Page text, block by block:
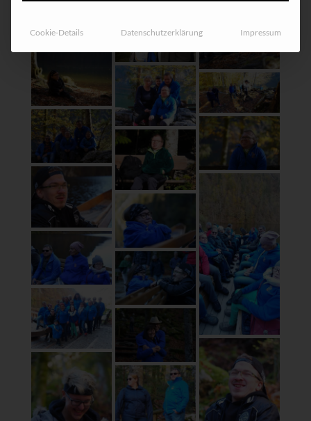
Cookie-Details Datenschutzerklärung Impressum